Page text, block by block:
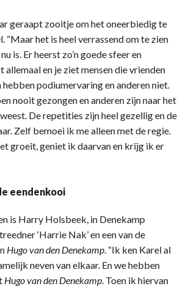
geraapt zooitje om het oneerbiedig te
“Maar het is heel verrassend om te zien
is. Er heerst zo’n goede sfeer en
en je ziet mensen die vrienden
hebben podiumervaring en anderen niet.
nooit gezongen en anderen zijn naar het
De repetities zijn heel gezellig en de
Zelf bemoei ik me alleen met de regie.
groeit, geniet ik daarvan en krijg ik er
eendenkooi
is Harry Holsbeek, in Denekamp
‘Harrie Nak’ en een van de
Hugo van den Denekamp. “Ik ken Karel al
neven van elkaar. En we hebben
Hugo van den Denekamp. Toen ik hiervan